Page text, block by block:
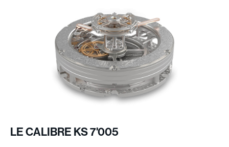
LE CALIBRE KS 7'005